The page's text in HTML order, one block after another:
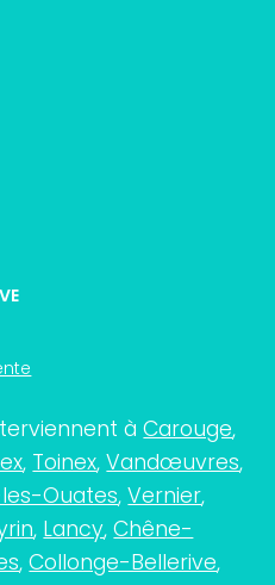
àCarouge,
, Toinex,Vandœuvres,
Ouates,Vernier,
, Lancy,Chêne-
,Collonge-Bellerive,